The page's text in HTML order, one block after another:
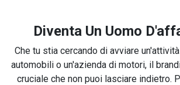
Diventa Un Uomo
Che tu stia cercando di avviare
automobili o un'azienda di motori, il
cruciale che non puoi lasciare indietro.